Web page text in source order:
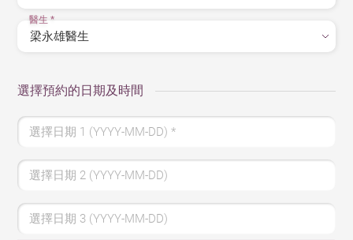
醫生*
選擇預約的日期及時間
選擇日期 1 (YYYY-MM-DD)*
選擇日期 2 (YYYY-MM-DD)
選擇日期 3 (YYYY-MM-DD)